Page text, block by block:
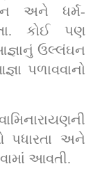
અને ધર્મ-
કોઈ પણ
ઉલ્લંઘન
પળાવવાનો
પધારતા અને
આવતી.